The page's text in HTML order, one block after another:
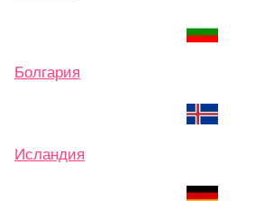
Болгария
Исландия